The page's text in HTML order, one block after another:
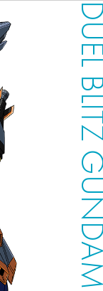
DUEL